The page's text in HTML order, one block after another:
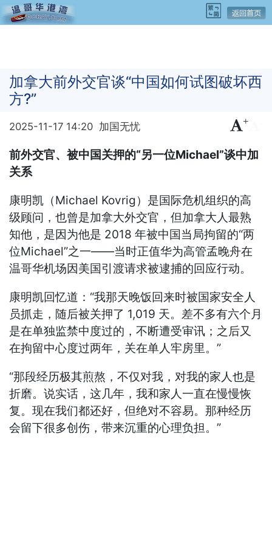
加拿大前外交官谈“中国如何试图破坏西
方?”
2025-11-17 14:20 加国无忧 +
前外交官、被中国关押的“另一位Michael”谈中加
关系
康明凯（Michael Kovrig）是国际危机组织的高
级顾问，也曾是加拿大外交官，但加拿大人最熟
知他，是因为他是 2018 年被中国当局拘留的“两
位Michael”之一——当时正值华为高管孟晚舟在
温哥华机场因美国引渡请求被逮捕的回应行动。
康明凯回忆道：“我那天晚饭回来时被国家安全人
员抓走，随后被关押了 1,019 天。差不多有六个月
是在单独监禁中度过的，不断遭受审讯；之后又
在拘留中心度过两年，关在单人牢房里。”
“那段经历极其煎熬，不仅对我，对我的家人也是
折磨。说实话，这几年，我和家人一直在慢慢恢
复。现在我们都还好，但绝对不容易。那种经历
会留下很多创伤，带来沉重的心理负担。”